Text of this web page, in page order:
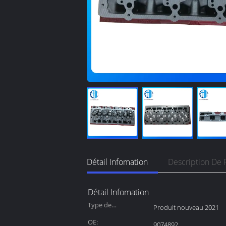
Détail Infomation Description De
Détail Infomation
Type de
Produit nouveau 2021
OE: